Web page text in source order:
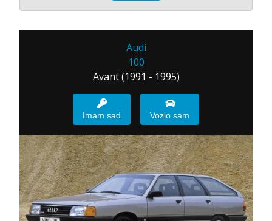
Audi
100
Avant (1991 - 1995)
Imam sad Vozio sam